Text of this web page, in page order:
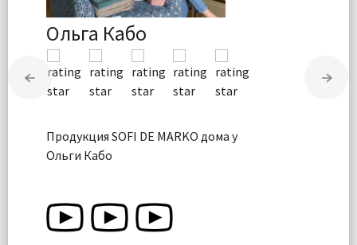
Ольга Кабо
Продукция SOFI DE MARKO дома у
Ольги Кабо